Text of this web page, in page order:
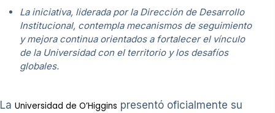
La iniciativa, liderada por la Dirección de Desarrollo
Institucional, contempla mecanismos de seguimiento
y mejora continua orientados a fortalecer el vínculo
de la Universidad con el territorio y los desafíos
globales.
La Universidad de O’Higgins presentó oficialmente su